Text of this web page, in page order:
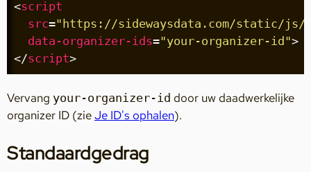
<script
src="https://sidewaysdata.com/static/js/
data-organizer-ids="your-organizer-id">
</script>
Vervang your-organizer-id door uw daadwerkelijke
organizer ID (zieJe ID's ophalen).
Standaardgedrag